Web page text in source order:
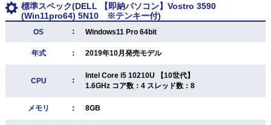
標準スペック(DELL 【即納パソコン】Vostro 3590
(Win11pro64) 5N10 ※テンキー付)
OS ： Windows11 Pro 64bit
年式 ： 2019年10月発売モデル
CPU ：
Intel Core i5 10210U 【10世代】
1.6GHz コア数：4 スレッド数：8
メモリ ： 8GB